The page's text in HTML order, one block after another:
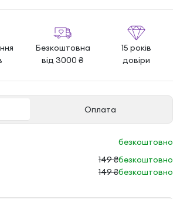
Безкоштовна
від 3000 ₴
15 років
довіри
Оплата
безкоштовно
149 ₴безкоштовно
149 ₴безкоштовно